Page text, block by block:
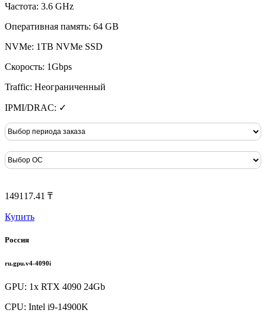
Частота: 3.6 GHz
Оперативная память: 64 GB
NVMe: 1TB NVMe SSD
Скорость: 1Gbps
Traffic: Неограниченный
IPMI/DRAC: ✓
149117.41 ₸
Купить
Россия
ru.gpu.v4-4090i
GPU: 1x RTX 4090 24Gb
CPU: Intel i9-14900K